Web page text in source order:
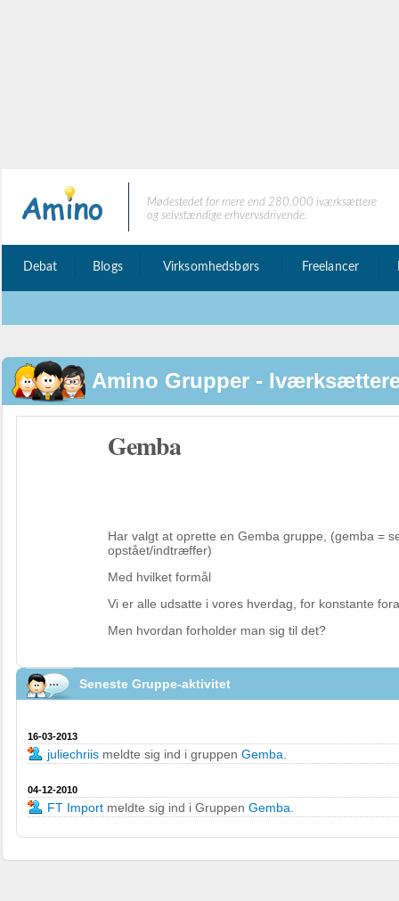
Mødestedet for mere end 280.000 iværksættere
og selvstændige erhvervsdrivende.
Debat Blogs Virksomhedsbørs Freelancer
Amino Grupper -
Gemba
Har valgt at oprette en Gemba gruppe, (gemba =
opstået/indtræffer)
Med hvilket formål
Vi er alle udsatte i vores hverdag, for konstante
Men hvordan forholder man sig til det?
Seneste Gruppe-aktivitet
16-03-2013
juliechriis meldte sig ind i gruppen Gemba
04-12-2010
FT Import meldte sig ind i Gruppen Gemba